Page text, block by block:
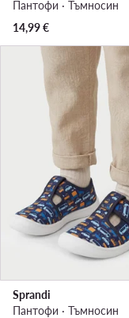
Пантофи · Тъмносин
14,99€
Sprandi
Пантофи · Тъмносин